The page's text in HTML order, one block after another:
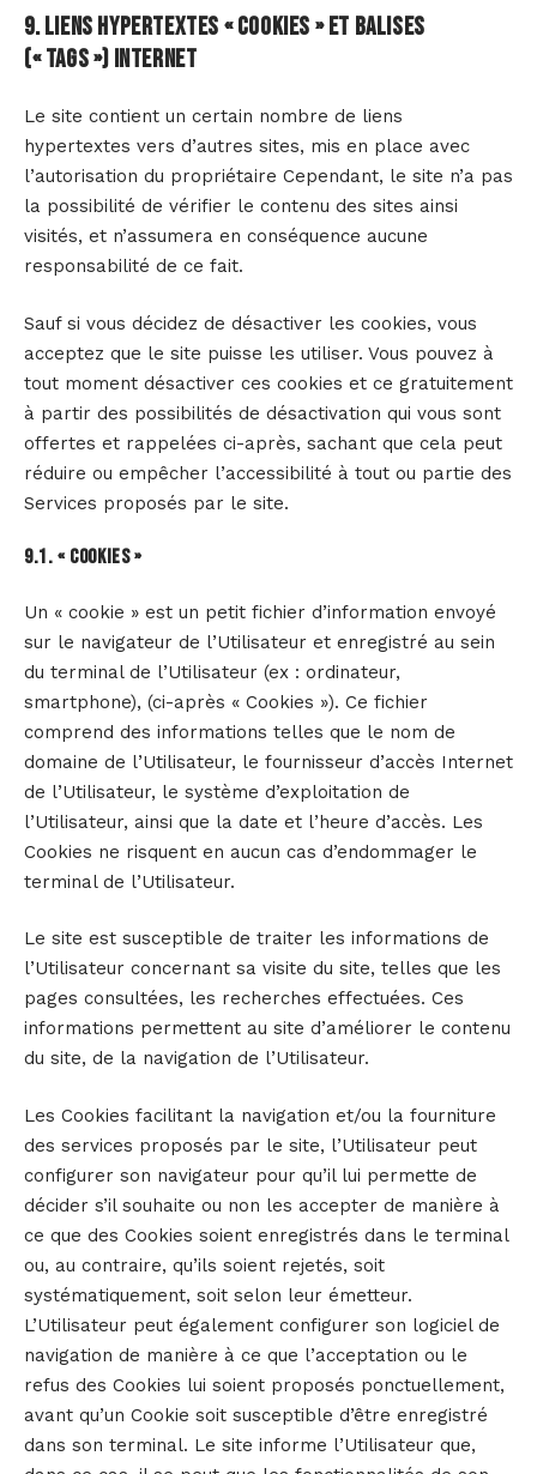
9. Liens hypertextes « cookies » et balises
(« tags ») internet
Le site contient un certain nombre de liens
hypertextes vers d’autres sites, mis en place avec
l’autorisation du propriétaire Cependant, le site n’a pas
la possibilité de vérifier le contenu des sites ainsi
visités, et n’assumera en conséquence aucune
responsabilité de ce fait.
Sauf si vous décidez de désactiver les cookies, vous
acceptez que le site puisse les utiliser. Vous pouvez à
tout moment désactiver ces cookies et ce gratuitement
à partir des possibilités de désactivation qui vous sont
offertes et rappelées ci-après, sachant que cela peut
réduire ou empêcher l’accessibilité à tout ou partie des
Services proposés par le site.
9.1. « COOKIES »
Un « cookie » est un petit fichier d’information envoyé
sur le navigateur de l’Utilisateur et enregistré au sein
du terminal de l’Utilisateur (ex : ordinateur,
smartphone), (ci-après « Cookies »). Ce fichier
comprend des informations telles que le nom de
domaine de l’Utilisateur, le fournisseur d’accès Internet
de l’Utilisateur, le système d’exploitation de
l’Utilisateur, ainsi que la date et l’heure d’accès. Les
Cookies ne risquent en aucun cas d’endommager le
terminal de l’Utilisateur.
Le site est susceptible de traiter les informations de
l’Utilisateur concernant sa visite du site, telles que les
pages consultées, les recherches effectuées. Ces
informations permettent au site d’améliorer le contenu
du site, de la navigation de l’Utilisateur.
Les Cookies facilitant la navigation et/ou la fourniture
des services proposés par le site, l’Utilisateur peut
configurer son navigateur pour qu’il lui permette de
décider s’il souhaite ou non les accepter de manière à
ce que des Cookies soient enregistrés dans le terminal
ou, au contraire, qu’ils soient rejetés, soit
systématiquement, soit selon leur émetteur.
L’Utilisateur peut également configurer son logiciel de
navigation de manière à ce que l’acceptation ou le
refus des Cookies lui soient proposés ponctuellement,
avant qu’un Cookie soit susceptible d’être enregistré
dans son terminal. Le site informe l’Utilisateur que,